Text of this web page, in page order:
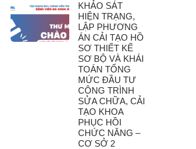
KHẢO SÁT
HIỆN TRẠNG,
LẬP PHƯƠNG
ÁN CẢI TẠO HỒ
SƠ THIẾT KẾ
SƠ BỘ VÀ KHÁI
TOÁN TỔNG
MỨC ĐẦU TƯ
CÔNG TRÌNH
SỬA CHỮA, CẢI
TẠO KHOA
PHỤC HỒI
CHỨC NĂNG –
CƠ SỞ 2